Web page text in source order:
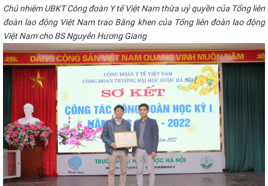
Chủ nhiệm UBKT Côngđoàn Y tế Việt Nam thừa uỷ quyền của Tổng liên
đoàn lao động Việt Nam trao Bằng khen của Tổng liên đoàn lao động
Việt Nam cho BS Nguyễn Hương Giang